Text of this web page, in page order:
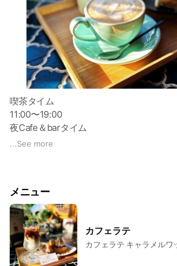
喫茶タイム
11:00〜19:00
夜Cafe＆barタイム
※19:00〜（ご予約制）
インスタグラムにてご確認頂ければ幸いで
※貸切ご予約は12名様以上とさせていただ
（貸切ご予約のみ定休日でも営業可能な
軽にお問い合わせください。）
...See more
メニュー
カフェラテ
カフェラテ キャラメルワ